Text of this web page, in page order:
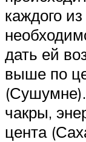
каждого
дать ей
выше по
чакры,
цента